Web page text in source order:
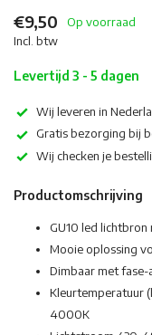
€9,50
Op voorraad
Incl. btw
Levertijd 3 - 5 dagen
Wij leveren in
Gratis bezorging bij
Wij checken je
Productomschrijving
GU10 led
Mooie oplossing
Dimbaar met fase-
Kleurtemperatuur
4000K